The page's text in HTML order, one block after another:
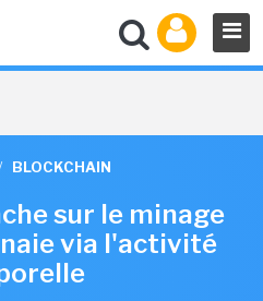
BLOCKCHAIN
sur le minage
via l'activité